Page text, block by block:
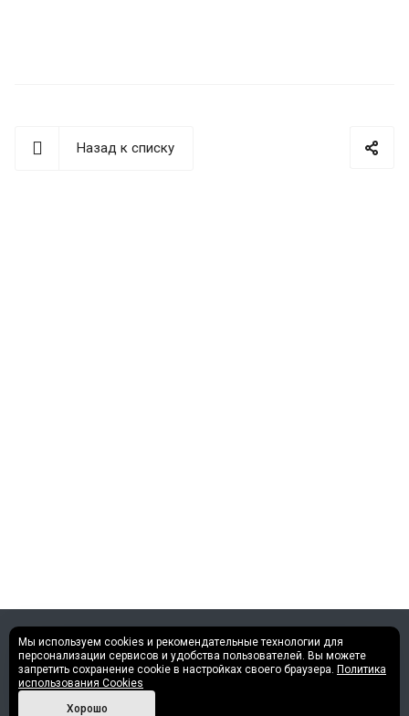
Назад к списку
©2013 - 2026 Все права защищены.
Политика конфиденциальности
Мы используем cookies и рекомендательные технологии для
персонализации сервисов и удобства пользователей. Вы можете
запретить сохранение cookie в настройках своего браузера. Политика
использования Cookies
Хорошо